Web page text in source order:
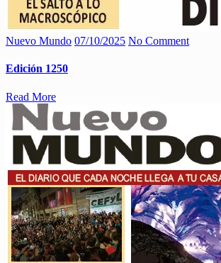
Nuevo Mundo 07/10/2025 No Comment
Edición 1250
Read More